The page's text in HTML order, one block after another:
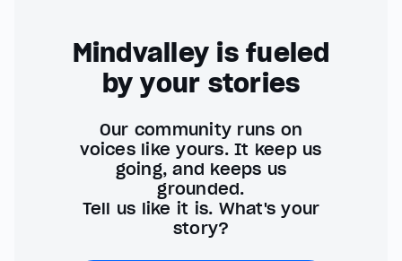
Mindvalley is fueled
by your stories
Our community runs on
voices like yours. It keep us
going, and keeps us
grounded.
Tell us like it is. What's your
story?